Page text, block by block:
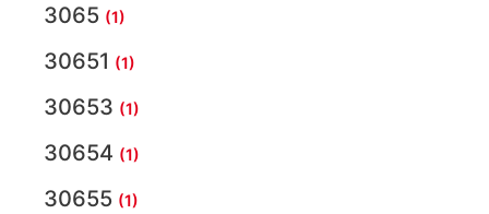
3065 (1)
30651 (1)
30653 (1)
30654 (1)
30655 (1)